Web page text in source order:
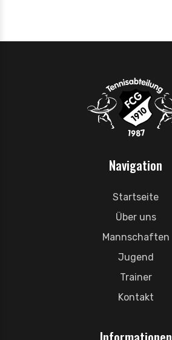
Navigation
Startseite
Über uns
Mannschaften
Jugend
Trainer
Kontakt